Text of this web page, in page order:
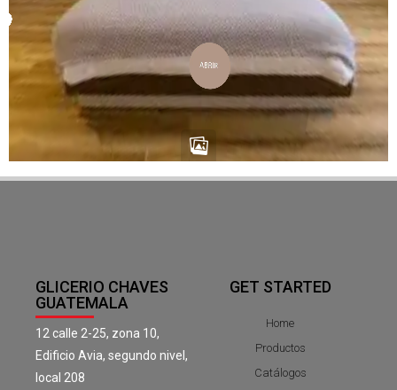
GLICERIO CHAVES
GUATEMALA
12 calle 2-25, zona 10,
Edificio Avia, segundo nivel,
local 208
GET STARTED
Home
Productos
Catálogos